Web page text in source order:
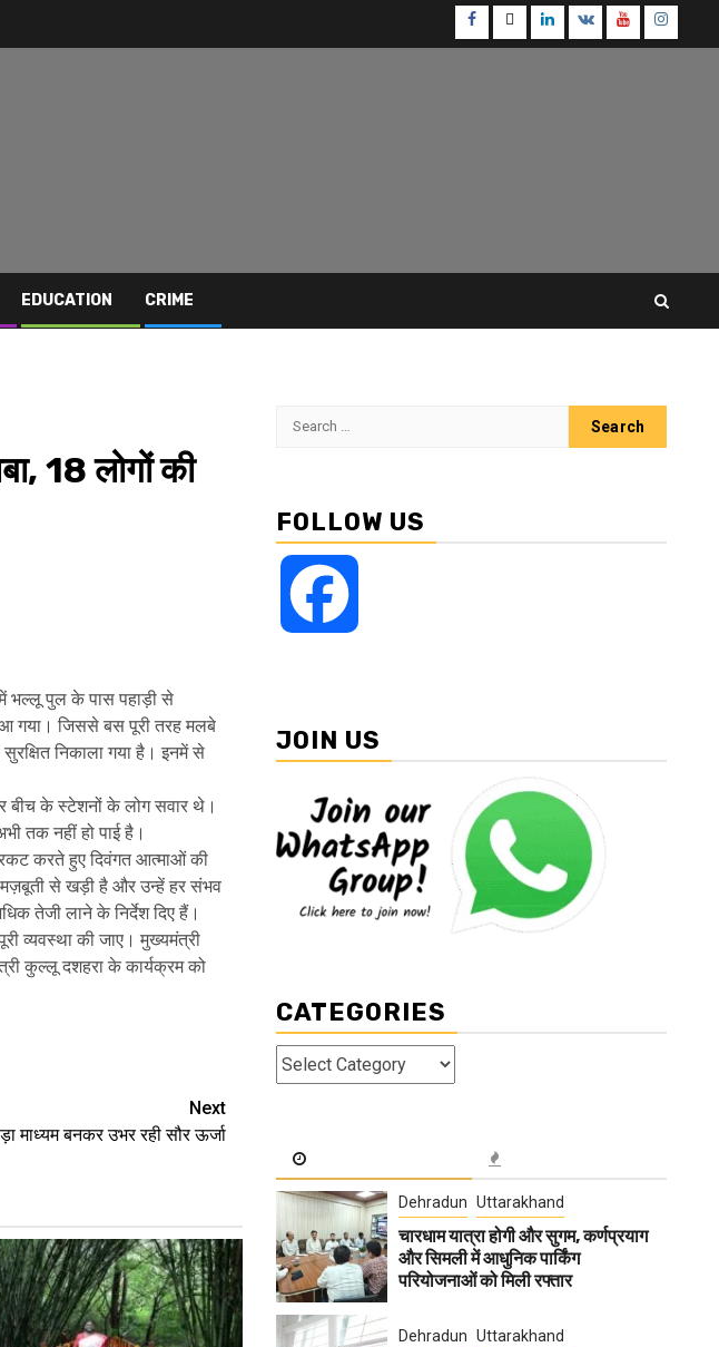
Facebook
TwitterLinkedin
VK Youtube
EDUCATION CRIME
18 लोगों की
भल्लू पुल के पास पहाड़ी से
गया। जिससे बस पूरी तरह मलबे
निकाला गया है। इनमें से
बीच के स्टेशनों के लोग सवार थे।
तक नहीं हो पाई है।
करते हुए दिवंगत आत्माओं की
मज़बूती से खड़ी है और उन्हें हर संभव
तेजी लाने के निर्देश दिए हैं।
व्यवस्था की जाए। मुख्यमंत्री
कुल्लू दशहरा के कार्यक्रम को
Next
माध्यम बनकर उभर रही सौर ऊर्जा
Search
FOLLOW US
JOIN US
CATEGORIES
Categories
Dehradun Uttarakhand
चारधाम यात्रा होगी और सुगम, कर्णप्रयाग
और सिमली में आधुनिक पार्किंग
परियोजनाओं को मिली रफ्तार
Dehradun Uttarakhand